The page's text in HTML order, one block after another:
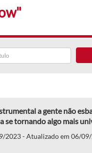
a gente não
se tornando algo mais
2023 - Atualizado em 06/